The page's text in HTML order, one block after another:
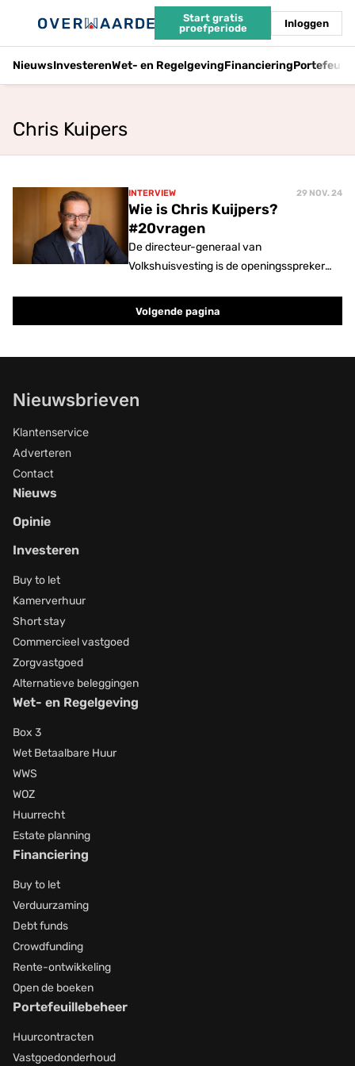
Start gratis
proefperiode
Inloggen
NieuwsInvesterenWet- en RegelgevingFinanciering
Chris Kuipers
INTERVIEW 29 NOV. 24
Wie is Chris Kuijpers?
#20vragen
De directeur-generaal van
Volkshuisvesting is de openingsspreker
december. Maar wie is hij?
Volgende pagina
Nieuwsbrieven
Klantenservice
Adverteren
Contact
Nieuws
Opinie
Investeren
Buy to let
Kamerverhuur
Short stay
Commercieel vastgoed
Zorgvastgoed
Alternatieve beleggingen
Wet- en Regelgeving
Box 3
Wet Betaalbare Huur
WWS
WOZ
Huurrecht
Estate planning
Financiering
Buy to let
Verduurzaming
Debt funds
Crowdfunding
Rente-ontwikkeling
Open de boeken
Portefeuillebeheer
Huurcontracten
Vastgoedonderhoud